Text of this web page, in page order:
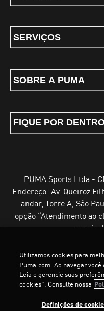
SERVIÇOS
SOBRE A PUMA
FIQUE POR
PUMA Sports Ltda -
Endereço: Av. Queiroz
andar, Torre A, São
opção “Atendimento ao
canais
Termos e Condições de Uso
Configurador de cookies
PUMA, 2025. Todos os direitos
Utilizamos cookies para
Puma.com. Ao navegar você
Leia e gerencie suas
cookies". Consulte nossa
Definições de